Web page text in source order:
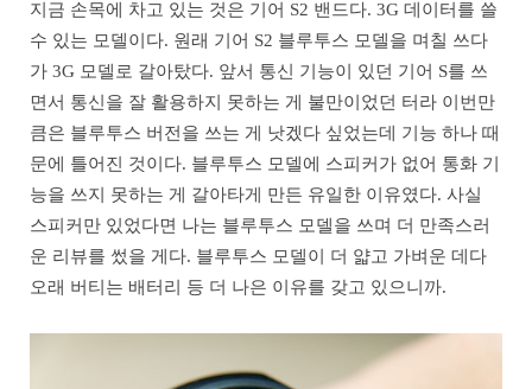
지금 손목에 차고 있는 것은 기어 S2 밴드다. 3G 데이터를 쓸
수 있는 모델이다. 원래 기어 S2 블루투스 모델을 며칠 쓰다
가 3G 모델로 갈아탔다. 앞서 통신 기능이 있던 기어 S를 쓰
면서 통신을 잘 활용하지 못하는 게 불만이었던 터라 이번만
큼은 블루투스 버전을 쓰는 게 낫겠다 싶었는데 기능 하나 때
문에 틀어진 것이다. 블루투스 모델에 스피커가 없어 통화 기
능을 쓰지 못하는 게 갈아타게 만든 유일한 이유였다. 사실
스피커만 있었다면 나는 블루투스 모델을 쓰며 더 만족스러
운 리뷰를 썼을 게다. 블루투스 모델이 더 얇고 가벼운 데다
오래 버티는 배터리 등 더 나은 이유를 갖고 있으니까.